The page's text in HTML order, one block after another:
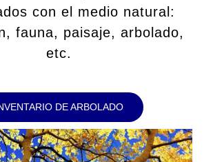
con el medio natural:
fauna, paisaje, arbolado,
etc.
DE ARBOLADO